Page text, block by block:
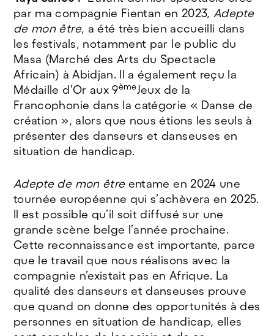
par ma compagnie Fientan en 2023, Adepte
de mon être, a été très bien accueilli dans
les festivals, notamment par le public du
Masa (Marché des Arts du Spectacle
Africain) à Abidjan. Il a également reçu la
Médaille d’Or aux 9èmeJeux de la
Francophonie dans la catégorie « Danse de
création », alors que nous étions les seuls à
présenter des danseurs et danseuses en
situation de handicap.
Adepte de mon êtreentame en 2024 une
tournée européenne qui s’achèvera en 2025.
Il est possible qu’il soit diffusé sur une
grande scène belge l’année prochaine.
Cette reconnaissance est importante, parce
que le travail que nous réalisons avec la
compagnie n’existait pas en Afrique. La
qualité des danseurs et danseuses prouve
que quand on donne des opportunités à des
personnes en situation de handicap, elles